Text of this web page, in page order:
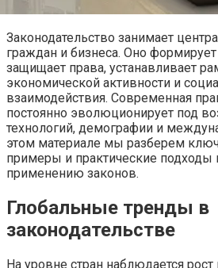
Законодательство занимает
граждан и бизнеса. Оно
защищает права, устанавливает
экономической активности и
взаимодействия. Современная
постоянно эволюционирует под
технологий, демографии и
этом материале мы разберем
примеры и практические подходы
применению законов.
Глобальные тренды в
законодательстве
На уровне стран наблюдается